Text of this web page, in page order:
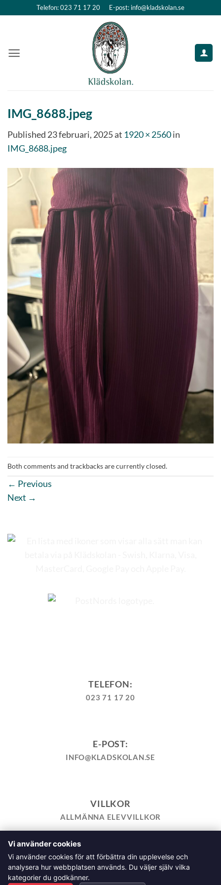
Telefon: 023 71 17 20 E-post: info@kladskolan.se
IMG_8688.jpeg
Published 23 februari, 2025at 1920 × 2560in
IMG_8688.jpeg
Both comments and trackbacks are currently closed.
← Previous
Next →
TELEFON:
023 71 17 20
E-POST:
INFO@KLADSKOLAN.SE
VILLKOR
ALLMÄNNA ELEVVILLKOR
TILL KASSAN VARUKORG
HEMSIDEPOLICY
COOKIEPOLICY
INTEGRITETSPOLICY
ALLMÄNNA FRÅGOR OM VÅRA KURSER I SÖMNAD OCH
TILLSKÄRNING
Vi använder cookies
Vi använder cookies för att förbättra din upplevelse och
analysera hur webbplatsen används. Du väljer själv vilka
kategorier du godkänner.